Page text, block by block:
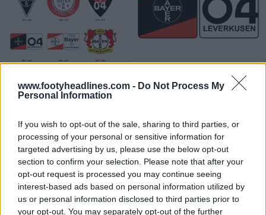
www.footyheadlines.com - Do Not Process My
Personal Information
If you wish to opt-out of the sale, sharing to third parties, or
processing of your personal or sensitive information for
targeted advertising by us, please use the below opt-out
section to confirm your selection. Please note that after your
opt-out request is processed you may continue seeing
interest-based ads based on personal information utilized by
us or personal information disclosed to third parties prior to
your opt-out. You may separately opt-out of the further